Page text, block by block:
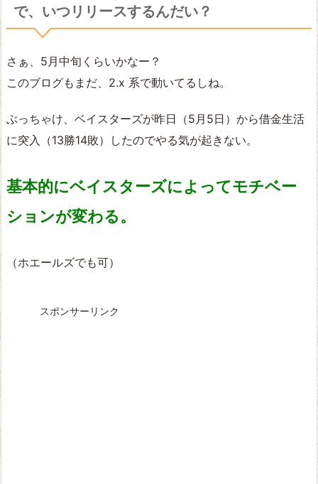
で、いつリリースするんだい？
さぁ、5月中旬くらいかなー？
このブログもまだ、2.x 系で動いてるしね。
ぶっちゃけ、ベイスターズが昨日（5月5日）から借金生活
に突入（13勝14敗）したのでやる気が起きない。
基本的にベイスターズによってモチベー
ションが変わる。
（ホエールズでも可）
スポンサーリンク